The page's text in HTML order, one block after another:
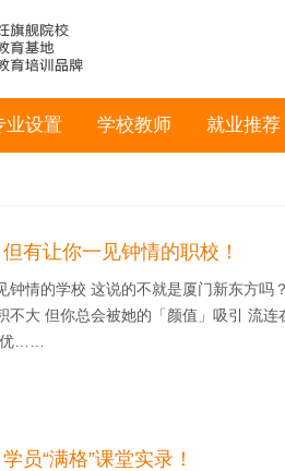
业设置 学校教师 就业推荐
有让你一见钟情的职校！
钟情的学校 这说的不就是厦门新东方吗
不大 但你总会被她的「颜值」吸引 流连
……
员“满格”课堂实录！